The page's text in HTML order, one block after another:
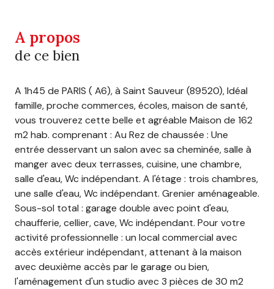
A propos
de ce bien
A 1h45 de PARIS ( A6), à Saint Sauveur (89520), Idéal
famille, proche commerces, écoles, maison de santé,
vous trouverez cette belle et agréable Maison de 162
m2 hab. comprenant : Au Rez de chaussée : Une
entrée desservant un salon avec sa cheminée, salle à
manger avec deux terrasses, cuisine, une chambre,
salle d'eau, Wc indépendant. A l'étage : trois chambres,
une salle d'eau, Wc indépendant. Grenier aménageable.
Sous-sol total : garage double avec point d'eau,
chaufferie, cellier, cave, Wc indépendant. Pour votre
activité professionnelle : un local commercial avec
accès extérieur indépendant, attenant à la maison
avec deuxième accès par le garage ou bien,
l'aménagement d'un studio avec 3 pièces de 30 m2